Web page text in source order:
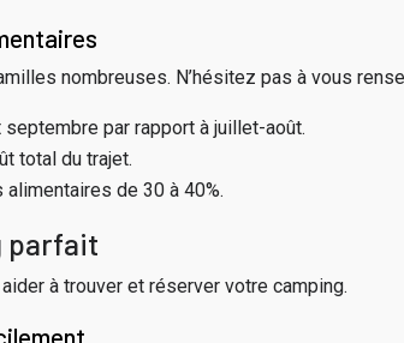
nombreuses. N’hésitez pas à vous
par rapport à juillet-août.
total du trajet.
de 30 à 40%.
parfait
à trouver et réserver votre camping.